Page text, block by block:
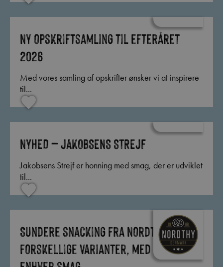
Ny opskriftsamling til efteråret
2026
Med vores samling af opskrifter ønsker vi at inspirere
til...
NYHED – JAKOBSENS STREJF
Jakobsens Strejf er honning med smag, der er udviklet
til...
Sundere snacking fra Nordthy. 11
forskellige varianter, med noget for